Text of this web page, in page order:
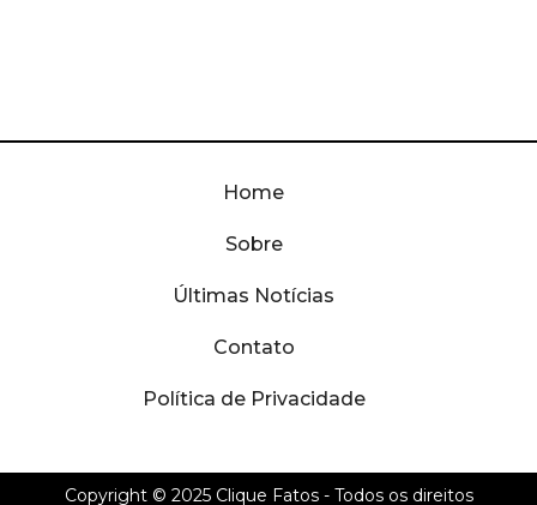
Home
Sobre
Últimas Notícias
Contato
Política de Privacidade
Copyright © 2025 Clique Fatos- Todos os direitos